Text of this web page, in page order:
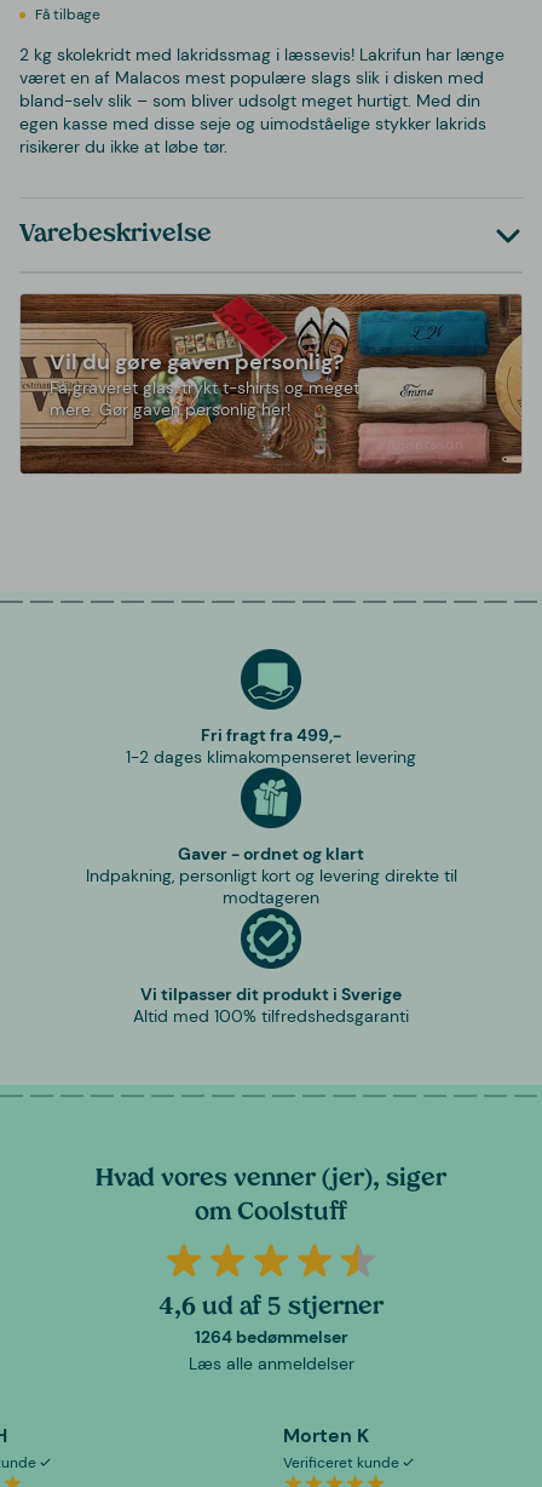
Få tilbage
2 kg skolekridt med lakridssmag i læssevis! Lakrifun har længe
været en af ​Malacos mest populære slags slik i disken med
bland-selv slik – som bliver udsolgt meget hurtigt. Med din
egen kasse med disse seje og uimodståelige stykker lakrids
risikerer du ikke at løbe tør.
Varebeskrivelse
Vil du gøre gaven personlig?
Få graveret glas, trykt t-shirts og meget
mere. Gør gaven personlig her!
Fri fragt fra 499,-
1-2 dages klimakompenseret levering
Gaver - ordnet og klart
Indpakning, personligt kort og levering direkte til
modtageren
Vi tilpasser dit produkt i Sverige
Altid med 100% tilfredshedsgaranti
Hvad vores venner (jer), siger
om Coolstuff
4,6 ud af 5 stjerner
1264 bedømmelser
Læs alle anmeldelser
Morten K
Verificeret kunde